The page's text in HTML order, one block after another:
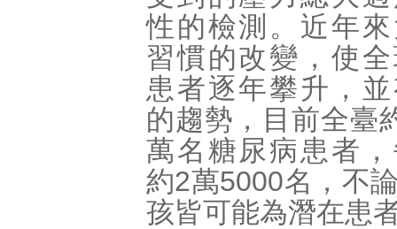
性的檢測。近年
習慣的改變，使
患者逐年攀升，
的趨勢，目前全臺
萬名糖尿病患者
約2萬5000名，不
孩皆可能為潛在患